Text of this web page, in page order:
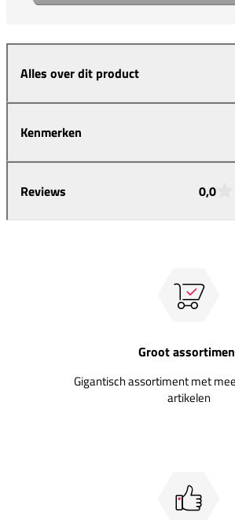
Alles over dit product
Kenmerken
Reviews 0,0
Groot
Gigantisch assortiment met
artikelen